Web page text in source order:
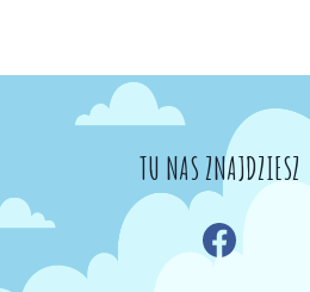
TU NAS ZNAJDZIESZ